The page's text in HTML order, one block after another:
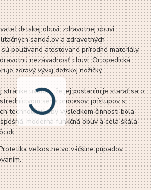
detskej obuvi, zdravotnej obuvi,
sandálov a zdravotných
sú používané atestované prírodné materiály,
nezávadnosť obuvi. Ortopedická
zdravý vývoj detskej nožičky.
stránke uvádza, že jej poslaním je starať sa o
série procesov, prístupov s
technológií, aby výsledkom činnosti bola
moderná funkčná obuv a celá škála
veľkostne vo väčšine prípadov